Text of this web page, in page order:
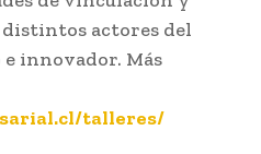
actores del
innovador. Más
talleres/